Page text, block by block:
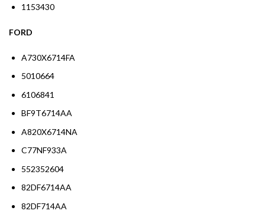
1153430
FORD
A730X6714FA
5010664
6106841
BF9T6714AA
A820X6714NA
C77NF933A
552352604
82DF6714AA
82DF714AA